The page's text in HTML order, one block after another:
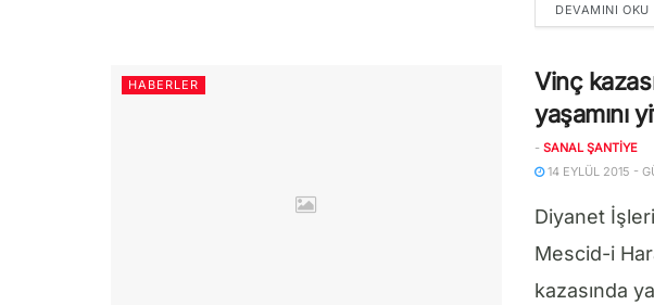
DEVAMINI OKU
HABERLER
Vinç
yaşamını
- SANAL ŞANTIYE
14 EYLÜL 2015 -
Diyanet
Mescid-i
kazasında